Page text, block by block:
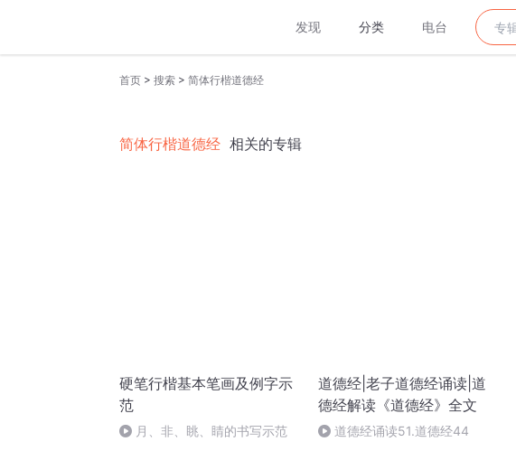
发现 分类 电台
首页 > 搜索 > 简体行楷道德经
简体行楷道德经 相关的专辑
硬笔行楷基本笔画及例字示
范
月、非、眺、睛的书写示范
道德经|老子道德经诵读|道
德经解读《道德经》全文
道德经诵读51.道德经44